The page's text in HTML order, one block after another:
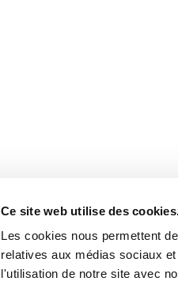
Ce site web utilise des cookies.
Les cookies nous permettent
relatives aux médias sociaux
l'utilisation de notre site avec